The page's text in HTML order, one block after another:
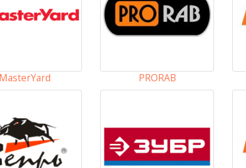
MasterYard PRORAB